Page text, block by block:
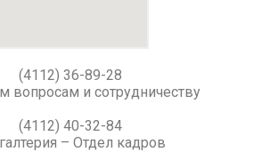
(4112) 36-89-28
вопросам и сотрудничеству
(4112) 40-32-84
– Отдел кадров